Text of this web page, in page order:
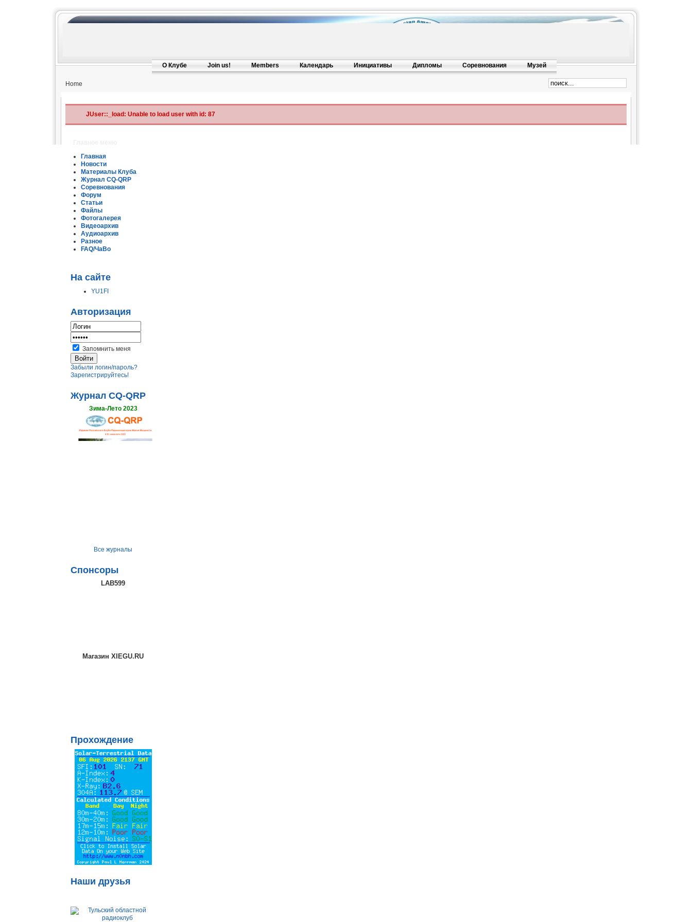
О Клубе Join us! Members Календарь Инициативы Дипломы Соревнования Музей
Home
JUser::_load: Unable to load user with id: 87
Главная
Новости
Материалы Клуба
Журнал CQ-QRP
Соревнования
Форум
Статьи
Файлы
Фотогалерея
Видеоархив
Аудиоархив
Разное
FAQ/ЧаВо
На сайте
YU1FI
Авторизация
Запомнить меня
Забыли логин/пароль?
Зарегистрируйтесь!
Журнал CQ-QRP
Зима-Лето 2023
Все журналы
Спонсоры
LAB599
Магазин XIEGU.RU
Прохождение
Наши друзья